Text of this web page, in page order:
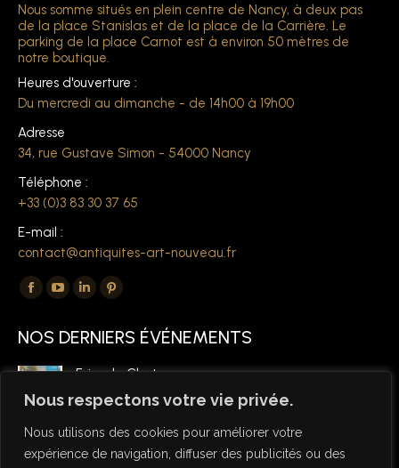
Nous respectons votre vie privée.
Nous utilisons des cookies pour améliorer votre
expérience de navigation, diffuser des publicités ou des
Nous somme situés en plein centre de Nancy, à deux pas
de la place Stanislas et de la place de la Carrière. Le
parking de la place Carnot est à environ 50 mètres de
notre boutique.
Heures d'ouverture :
Du mercredi au dimanche - de 14h00 à 19h00
Adresse
34, rue Gustave Simon - 54000 Nancy
Téléphone :
+33 (0)3 83 30 37 65
E-mail :
contact@antiquites-art-nouveau.fr
Trouvez nous sur :
La
Facebook
s'ouvre
nouvelle
fenêtre
La
YouTube
s'ouvre
nouvelle
fenêtre
La
LinkedIn
s'ouvre
une
nouvelle
fenêtre
La
Pinterest
s'ouvre
nouvelle
fenêtre
NOS DERNIERS ÉVÉNEMENTS
Foire de Chatou
6 mars 2026